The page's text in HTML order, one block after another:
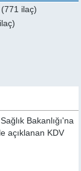
ilaç)
Bakanlığı'na
açıklanan KDV